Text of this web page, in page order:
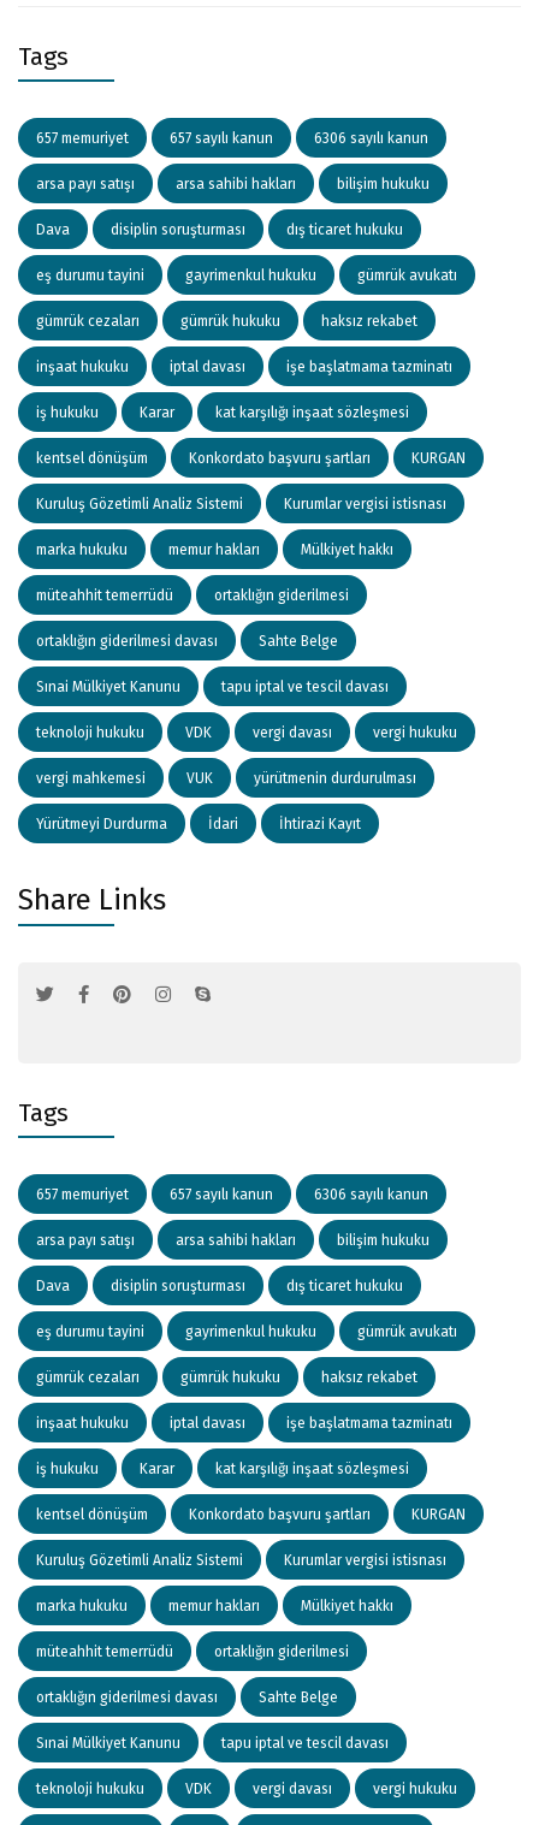
Tags
657 memuriyet 657 sayılı kanun 6306 sayılı kanun
arsa payı satışı arsa sahibi hakları bilişim hukuku
Dava disiplin soruşturması dış ticaret hukuku
eş durumu tayini gayrimenkul hukuku gümrük avukatı
gümrük cezaları gümrük hukuku haksız rekabet
inşaat hukuku iptal davası işe başlatmama tazminatı
iş hukuku Karar kat karşılığı inşaat sözleşmesi
kentsel dönüşüm Konkordato başvuru şartları KURGAN
Kuruluş Gözetimli Analiz Sistemi Kurumlar vergisi istisnası
marka hukuku memur hakları Mülkiyet hakkı
müteahhit temerrüdü ortaklığın giderilmesi
ortaklığın giderilmesi davası Sahte Belge
Sınai Mülkiyet Kanunu tapu iptal ve tescil davası
teknoloji hukuku VDK vergi davası vergi hukuku
vergi mahkemesi VUK yürütmenin durdurulması
Yürütmeyi Durdurma İdari İhtirazi Kayıt
Share Links
Tags
657 memuriyet 657 sayılı kanun 6306 sayılı kanun
arsa payı satışı arsa sahibi hakları bilişim hukuku
Dava disiplin soruşturması dış ticaret hukuku
eş durumu tayini gayrimenkul hukuku gümrük avukatı
gümrük cezaları gümrük hukuku haksız rekabet
inşaat hukuku iptal davası işe başlatmama tazminatı
iş hukuku Karar kat karşılığı inşaat sözleşmesi
kentsel dönüşüm Konkordato başvuru şartları KURGAN
Kuruluş Gözetimli Analiz Sistemi Kurumlar vergisi istisnası
marka hukuku memur hakları Mülkiyet hakkı
müteahhit temerrüdü ortaklığın giderilmesi
ortaklığın giderilmesi davası Sahte Belge
Sınai Mülkiyet Kanunu tapu iptal ve tescil davası
teknoloji hukuku VDK vergi davası vergi hukuku